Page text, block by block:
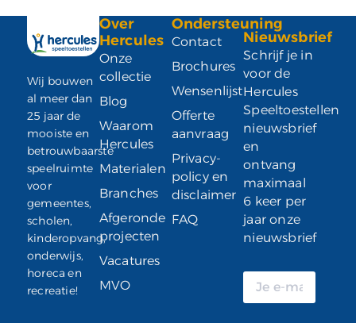
Wij bouwen
al meer dan
25 jaar de
mooiste en
betrouwbaarste
speelruimte
voor
gemeentes,
scholen,
kinderopvang,
onderwijs,
horeca en
recreatie!
Over
Hercules
Onze
collectie
Blog
Waarom
Hercules
Materialen
Branches
Afgeronde
projecten
Vacatures
MVO
Ondersteuning
Contact
Brochures
Wensenlijst
Offerte
aanvraag
Privacy-
policy en
disclaimer
FAQ
Nieuwsbrief
Schrijf je in
voor de
Hercules
Speeltoestellen
nieuwsbrief
en
ontvang
maximaal
6 keer per
jaar onze
nieuwsbrief